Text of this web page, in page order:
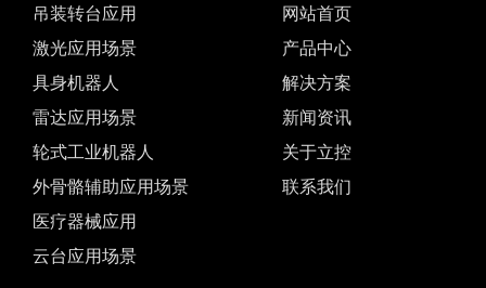
吊装转台应用
激光应用场景
具身机器人
雷达应用场景
轮式工业机器人
外骨骼辅助应用场景
医疗器械应用
云台应用场景
网站首页
产品中心
解决方案
新闻资讯
关于立控
联系我们